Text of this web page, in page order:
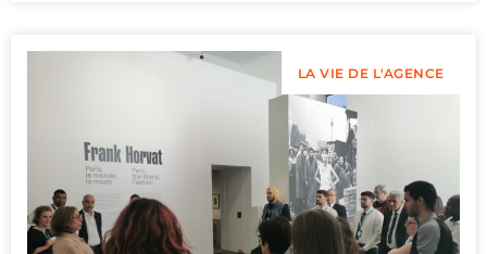
LA VIE DE L'AGENCE